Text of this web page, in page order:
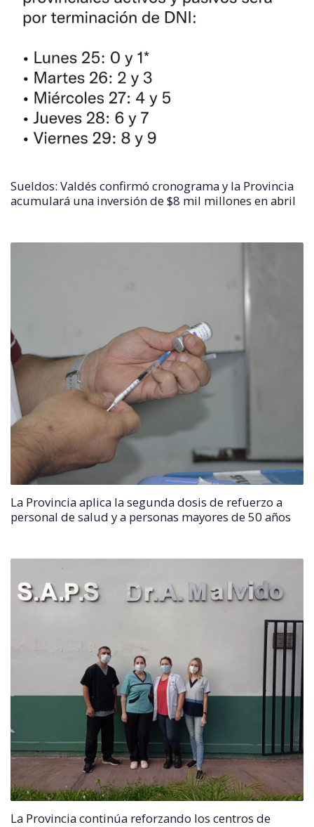
Sueldos: Valdés confirmó cronograma y la Provincia
acumulará una inversión de $8 mil millones en abril
La Provincia aplica la segunda dosis de refuerzo a
personal de salud y a personas mayores de 50 años
La Provincia continúa reforzando los centros de